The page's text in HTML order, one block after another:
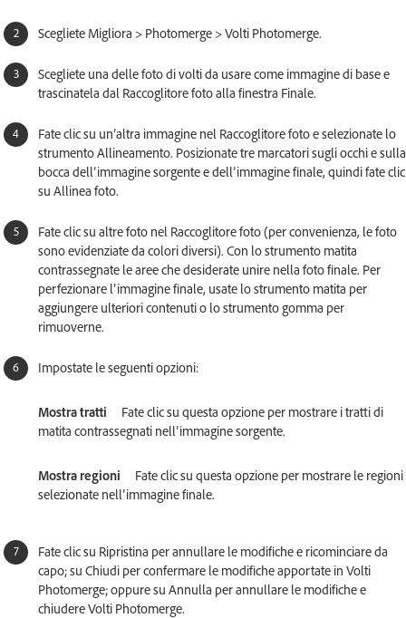
Scegliete Migliora > Photomerge > Volti Photomerge.
Scegliete una delle foto di volti da usare come immagine di base e
trascinatela dal Raccoglitore foto alla finestra Finale.
Fate clic su un’altra immagine nel Raccoglitore foto e selezionate lo
strumento Allineamento. Posizionate tre marcatori sugli occhi e sulla
bocca dell’immagine sorgente e dell’immagine finale, quindi fate clic
su Allinea foto.
Fate clic su altre foto nel Raccoglitore foto (per convenienza, le foto
sono evidenziate da colori diversi). Con lo strumento matita
contrassegnate le aree che desiderate unire nella foto finale. Per
perfezionare l’immagine finale, usate lo strumento matita per
aggiungere ulteriori contenuti o lo strumento gomma per
rimuoverne.
Impostate le seguenti opzioni:
Mostra tratti
Fate clic su questa opzione per mostrare i tratti di
matita contrassegnati nell’immagine sorgente.
Mostra regioni
Fate clic su questa opzione per mostrare le regioni
selezionate nell’immagine finale.
Fate clic su Ripristina per annullare le modifiche e ricominciare da
capo; su Chiudi per confermare le modifiche apportate in Volti
Photomerge; oppure su Annulla per annullare le modifiche e
chiudere Volti Photomerge.